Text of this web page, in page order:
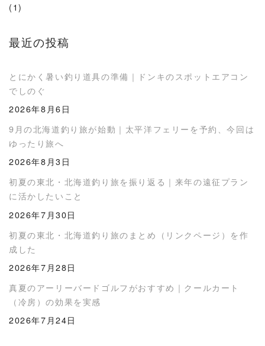
(1)
最近の投稿
とにかく暑い釣り道具の準備｜ドンキのスポットエアコン
でしのぐ
2026年8月6日
9月の北海道釣り旅が始動｜太平洋フェリーを予約、今回は
ゆったり旅へ
2026年8月3日
初夏の東北・北海道釣り旅を振り返る｜来年の遠征プラン
に活かしたいこと
2026年7月30日
初夏の東北・北海道釣り旅のまとめ（リンクページ）を作
成した
2026年7月28日
真夏のアーリーバードゴルフがおすすめ｜クールカート
（冷房）の効果を実感
2026年7月24日